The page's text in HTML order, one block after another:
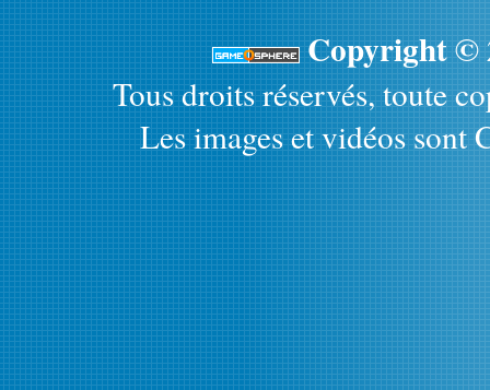
Copyright ©
Tous droits réservés, toute
Les images et vidéos